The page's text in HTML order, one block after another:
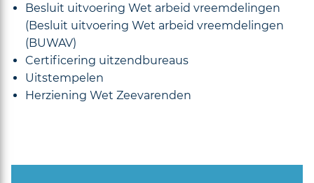
Besluit uitvoering Wet arbeid vreemdelingen
(Besluit uitvoering Wet arbeid vreemdelingen
(BUWAV)
Certificering uitzendbureaus
Uitstempelen
Herziening Wet Zeevarenden